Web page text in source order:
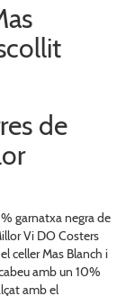
de
garnatxa negra de
Vi DO Costers
celler Mas Blanch i
amb un 10%
amb el